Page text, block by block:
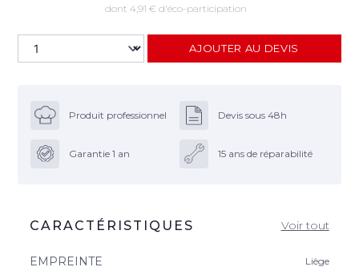
dont 4,91 € d'éco-participation
AJOUTER AU DEVIS
Produit professionnel Devis sous 48h
Garantie 1 an 15 ans de réparabilité
CARACTÉRISTIQUES Voir tout
EMPREINTE Liège